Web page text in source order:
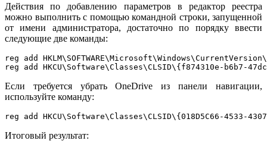
Действия по добавлению параметров в редактор реестра
можно выполнить с помощью командной строки, запущенной
от имени администратора, достаточно по порядку ввести
следующие две команды:
reg add
reg add HKCU\Software\Classes\CLSID\{f874310e-b6b7-
Если требуется убрать OneDrive из панели навигации,
используйте команду:
reg add HKCU\Software\Classes\CLSID\{018D5C66-4533-
Итоговый результат: